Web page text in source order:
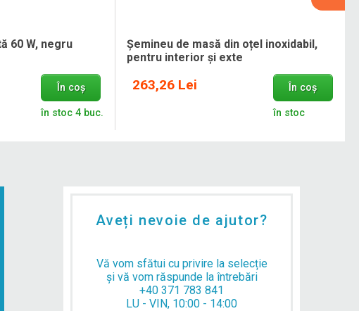
60 W, negru
În coș
în stoc 4 buc.
Șemineu de masă din oțel inoxidabil,
pentru interior și exte
263,26 Lei În coș
în stoc
Aveți nevoie de ajutor?
Vă vom sfătui cu privire la selecție
și vă vom răspunde la întrebări
+40 371 783 841
LU - VIN, 10:00 - 14:00